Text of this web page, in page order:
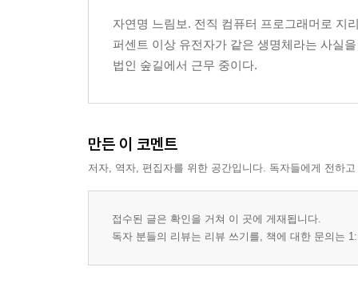
자연명 느림보. 전직 컴퓨터 프로그래머로 지
퍼센트 이상 유전자가 같은 생명체라는 사실
법인 숲길에서 근무 중이다.
만든 이 코멘트
저자, 역자, 편집자를 위한 공간입니다. 독자들에게 전하
접수된 글은 확인을 거쳐 이 곳에 게재됩니다.
독자 분들의 리뷰는 리뷰 쓰기를, 책에 대한 문의는